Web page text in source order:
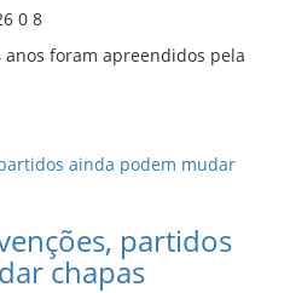
0 8
anos foram apreendidos pela
partidos
chapas